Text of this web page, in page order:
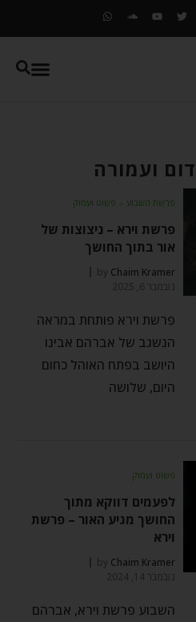
ועמורה
פרשת השבוע ⬦ פשוט ועמוק
פרשת וירא – ניצוצות של
אור בתוך החושך
by Chaim Kramer
נובמבר 6, 2025
פרשת וירא פותחת במראה
הנשגב של אברהם אבינו
היושב בפתח האוהל כחום
היום, שלושה
פשוט ועמוק
לפעמים דווקא מתוך
החושך מגיע האור – פרשת
וירא
by Chaim Kramer
נובמבר 14, 2024
השבוע פרשת וירא, אברהם